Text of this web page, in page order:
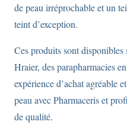
de peau irréprochable et un
teint d’exception.
Ces produits sont
Hraier, des parapharmacies
expérience d’achat agréable
peau avec Pharmaceris et
de qualité.